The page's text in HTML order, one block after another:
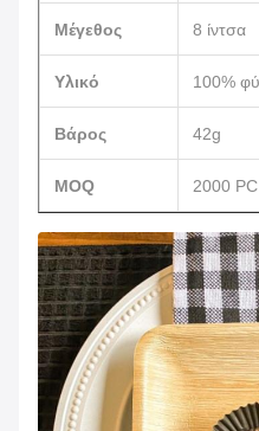
Μέγεθος 8 ίντσα
Υλικό 100%
Βάρος 42g
MOQ 2000 PC